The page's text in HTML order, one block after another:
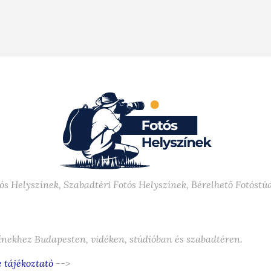
Helyszínek, Szabadtéri Fotós Helyszínek, Bérelhető
Budapesten, vidéken, stúdióban és szabadtéren.
tájékoztató -->